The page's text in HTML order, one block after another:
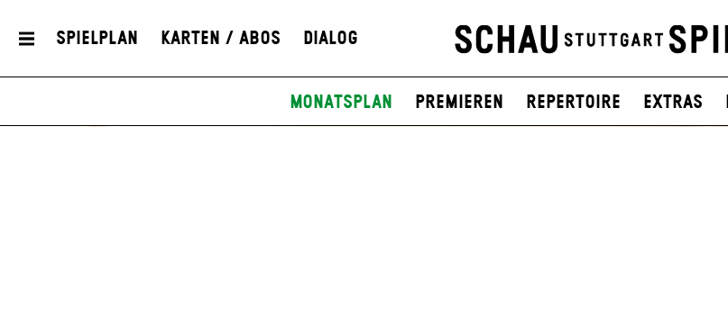
Spielplan Karten / Abos Dialog
Monatsplan Premieren Repertoire Extras